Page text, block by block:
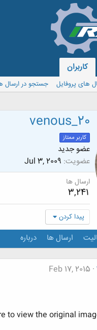
کاربران
های پروفایل
جستجو در ارسال
venous_20
کاربر ممتاز
عضو جدید
عضویت Jul 3, 2009
ارسال ها
3,241
پیدا کردن
ارسال ها درباره
Feb 17, 2015
to view the original